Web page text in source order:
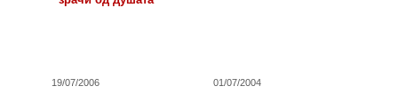
19/07/2006 01/07/2004